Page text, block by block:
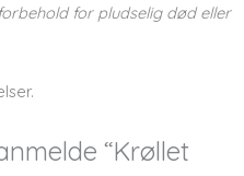
for pludselig død eller
“Krøllet